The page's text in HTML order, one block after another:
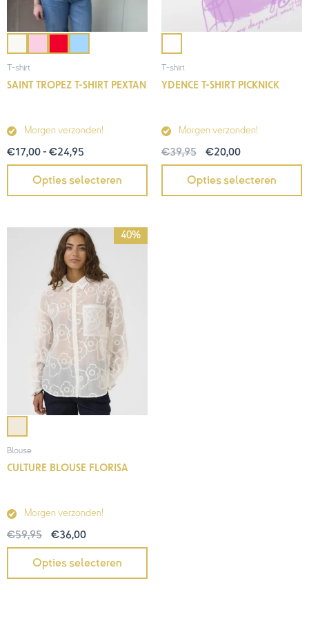
T-shirt
SAINT TROPEZ T-SHIRT PEXTAN
Morgen verzonden!
€17,00- €24,95
Opties selecteren
T-shirt
YDENCE T-SHIRT PICKNICK
Morgen verzonden!
€39,95 €20,00
Opties selecteren
40%
Blouse
CULTURE BLOUSE FLORISA
Morgen verzonden!
€59,95
Oorspronkelijke
prijs
was:
€59,95.
€36,00
Huidige
prijs
is:
€36,00.
Opties selecteren